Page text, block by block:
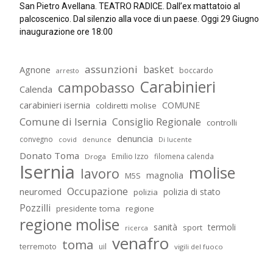
San Pietro Avellana. TEATRO RADICE. Dall’ex mattatoio al
palcoscenico. Dal silenzio alla voce di un paese. Oggi 29 Giugno
inaugurazione ore 18:00
Agnone arresto assunzioni basket boccardo
Calenda campobasso Carabinieri
carabinieri isernia coldiretti molise COMUNE
Comune di Isernia Consiglio Regionale controlli
convegno covid denunce denuncia Di lucente
Donato Toma Droga Emilio Izzo filomena calenda
Isernia lavoro M5S magnolia molise
neuromed Occupazione polizia polizia di stato
Pozzilli presidente toma regione
regione molise ricerca sanità sport termoli
terremoto toma uil venafro vigili del fuoco